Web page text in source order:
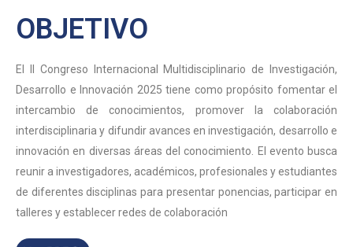
OBJETIVO
El II Congreso Internacional Multidisciplinario de Investigación,
Desarrollo e Innovación 2025 tiene como propósito fomentar el
intercambio de conocimientos, promover la colaboración
interdisciplinaria y difundir avances en investigación, desarrollo e
innovación en diversas áreas del conocimiento. El evento busca
reunir a investigadores, académicos, profesionales y estudiantes
de diferentes disciplinas para presentar ponencias, participar en
talleres y establecer redes de colaboración